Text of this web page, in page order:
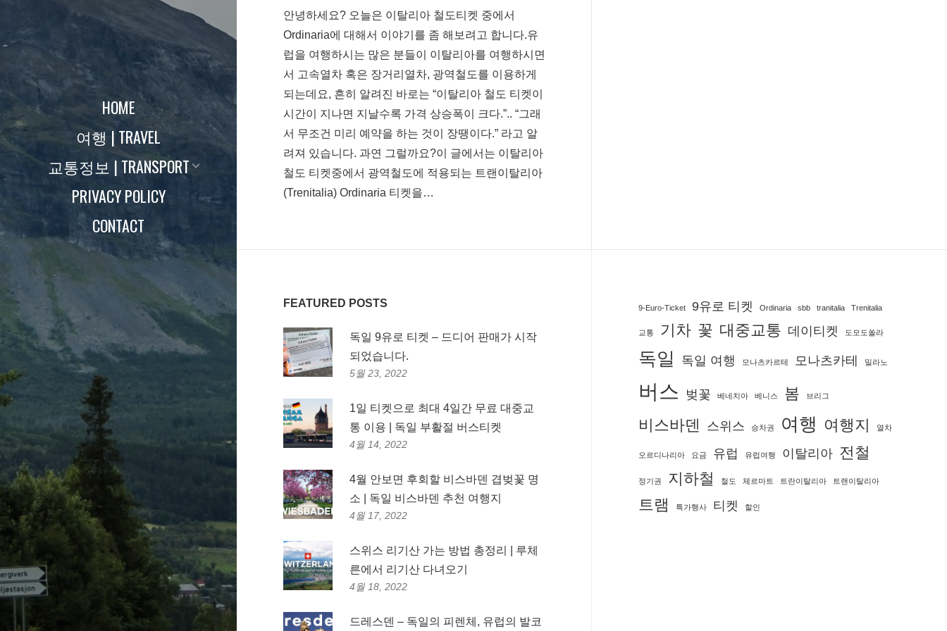
HOME
여행 | TRAVEL
교통정보 | TRANSPORT
PRIVACY POLICY
CONTACT
안녕하세요? 오늘은 이탈리아 철도티켓 중에서
Ordinaria에 대해서 이야기를 좀 해보려고 합니다.유
럽을 여행하시는 많은 분들이 이탈리아를 여행하시면
서 고속열차 혹은 장거리열차, 광역철도를 이용하게
되는데요, 흔히 알려진 바로는 “이탈리아 철도 티켓이
시간이 지나면 지날수록 가격 상승폭이 크다.”.. “그래
서 무조건 미리 예약을 하는 것이 장땡이다.” 라고 알
려져 있습니다. 과연 그럴까요?이 글에서는 이탈리아
철도 티켓중에서 광역철도에 적용되는 트랜이탈리아
(Trenitalia) Ordinaria 티켓을…
FEATURED POSTS
독일 9유로 티켓 – 드디어 판매가 시작
되었습니다.
5월 23, 2022
1일 티켓으로 최대 4일간 무료 대중교
통 이용 | 독일 부활절 버스티켓
4월 14, 2022
4월 안보면 후회할 비스바덴 겹벚꽃 명
소 | 독일 비스바덴 추천 여행지
4월 17, 2022
스위스 리기산 가는 방법 총정리 | 루체
른에서 리기산 다녀오기
4월 18, 2022
드레스덴 – 독일의 피렌체, 유럽의 발코
9-Euro-Ticket 9유로 티켓 Ordinaria sbb tranitalia Trenitalia
교통 기차 꽃 대중교통 데이티켓 도모도쏠라
독일 독일 여행 모나츠카르테 모나츠카테 밀라노
버스 벚꽃 베네치아 베니스 봄 브리그
비스바덴 스위스 승차권 여행 여행지 열차
오르디나리아 요금 유럽 유럽여행 이탈리아 전철
정기권 지하철 철도 체르마트 트란이탈리아 트랜이탈리아
트램 특가행사 티켓 할인